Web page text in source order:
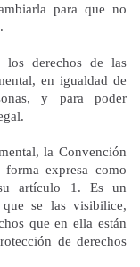
para que no
derechos de las
en igualdad de
y para poder
la Convención
expresa como
artículo 1. Es un
que se las visibilice,
que en ella están
de derechos